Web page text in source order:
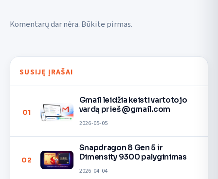
Komentarų dar nėra. Būkite pirmas.
SUSIJĘ ĮRAŠAI
01
Gmail leidžia keisti vartotojo
vardą prieš @gmail.com
2026-05-05
02
Snapdragon 8 Gen 5 ir
Dimensity 9300 palyginimas
2026-04-04